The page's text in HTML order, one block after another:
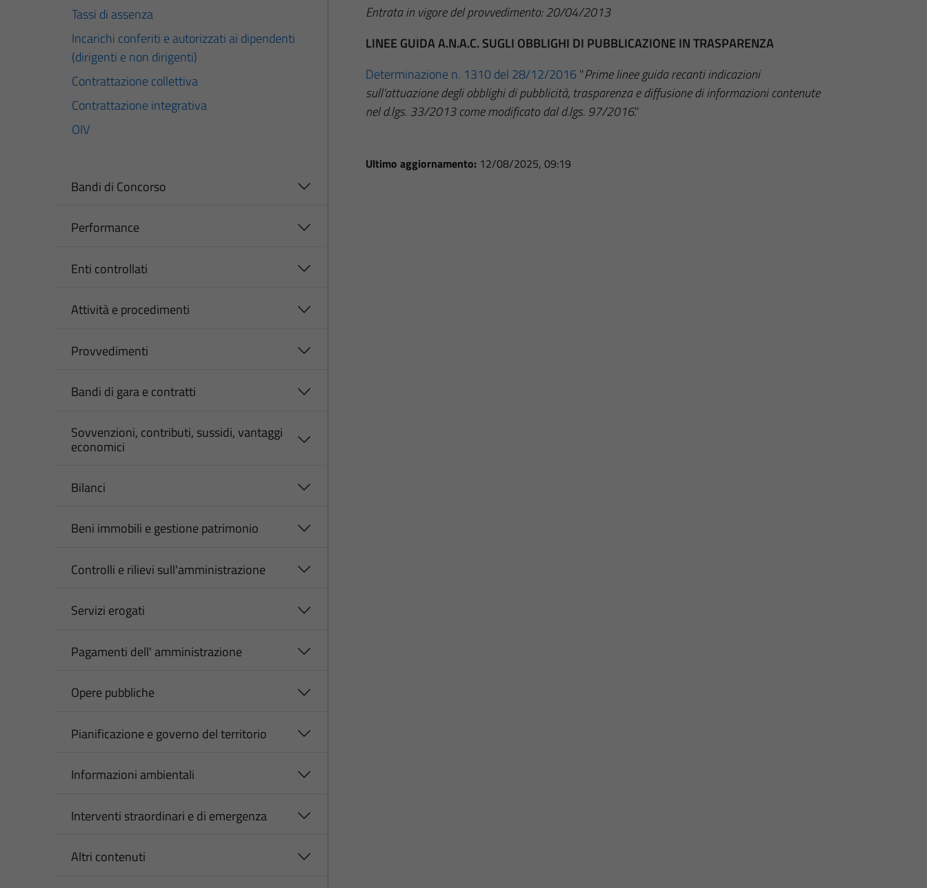
Tassi di assenza
Incarichi conferiti e autorizzati ai dipendenti
(dirigenti e non dirigenti)
Contrattazione collettiva
Contrattazione integrativa
OIV
Bandi di Concorso
Performance
Enti controllati
Attività e procedimenti
Provvedimenti
Bandi di gara e contratti
Sovvenzioni, contributi, sussidi, vantaggi
economici
Bilanci
Beni immobili e gestione patrimonio
Controlli e rilievi sull'amministrazione
Servizi erogati
Pagamenti dell' amministrazione
Opere pubbliche
Pianificazione e governo del territorio
Informazioni ambientali
Interventi straordinari e di emergenza
Altri contenuti
Entrata in vigore del provvedimento: 20/04/2013
LINEE GUIDA A.N.A.C. SUGLI OBBLIGHI DI PUBBLICAZIONE IN TRASPARENZA
Determinazione n. 1310 del 28/12/2016 "Prime linee guida recanti indicazioni
sull’attuazione degli obblighi di pubblicità, trasparenza e diffusione di informazioni contenute
nel d.lgs. 33/2013 come modificato dal d.lgs. 97/2016."
Ultimo aggiornamento: 12/08/2025, 09:19